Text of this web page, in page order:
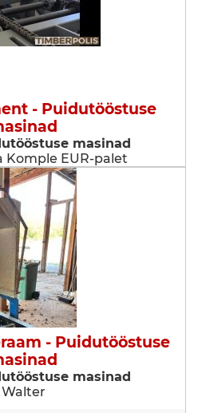
- Puidutööstuse
masinad
Komple EUR-palet
- Puidutööstuse
masinad
Walter